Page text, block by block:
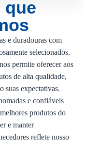
que
e duradouras com
selecionados.
permite oferecer aos
de alta qualidade,
suas expectativas.
e confiáveis
produtos do
e manter
reflete nosso